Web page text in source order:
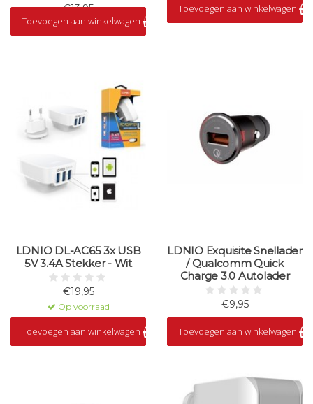
€13,95
Op voorraad
Toevoegen aan winkelwagen
Op voorraad
Toevoegen aan winkelwagen
LDNIO DL-AC65 3x USB
5V 3.4A Stekker - Wit
€19,95
Op voorraad
Toevoegen aan winkelwagen
LDNIO Exquisite Snellader
/ Qualcomm Quick
Charge 3.0 Autolader
€9,95
Op voorraad
Toevoegen aan winkelwagen